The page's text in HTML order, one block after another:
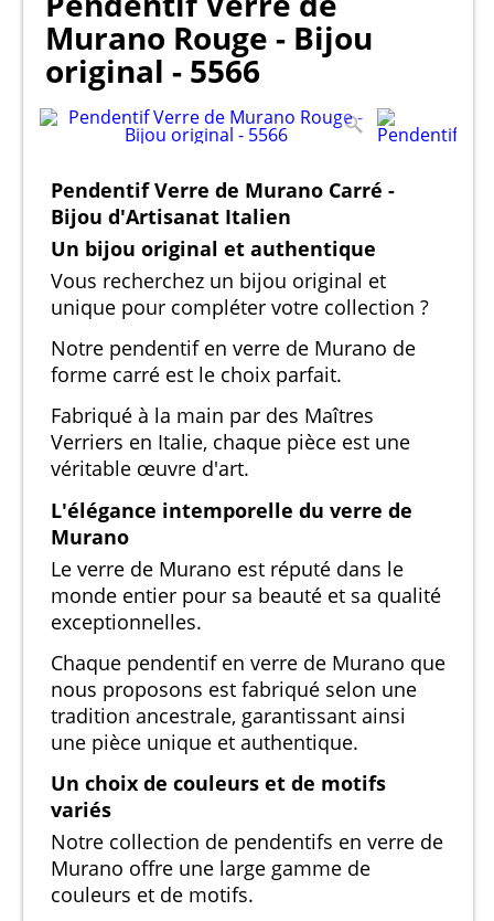
Murano Rouge - Bijou
original - 5566
Pendentif Verre de Murano Carré -
Bijou d'Artisanat Italien
Un bijou original et authentique
Vous recherchez un bijou original et
unique pour compléter votre collection ?
Notre pendentif en verre de Murano de
forme carré est le choix parfait.
Fabriqué à la main par des Maîtres
Verriers en Italie, chaque pièce est une
véritable œuvre d'art.
L'élégance intemporelle du verre de
Murano
Le verre de Murano est réputé dans le
monde entier pour sa beauté et sa qualité
exceptionnelles.
Chaque pendentif en verre de Murano que
nous proposons est fabriqué selon une
tradition ancestrale, garantissant ainsi
une pièce unique et authentique.
Un choix de couleurs et de motifs
variés
Notre collection de pendentifs en verre de
Murano offre une large gamme de
couleurs et de motifs.